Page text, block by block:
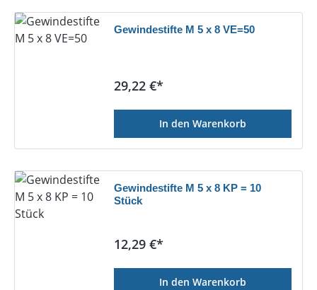
Gewindestifte M 5 x 8 VE=50
Regulärer Preis:
29,22 €*
In den Warenkorb
Gewindestifte M 5 x 8 KP = 10
Stück
Regulärer Preis:
12,29 €*
In den Warenkorb